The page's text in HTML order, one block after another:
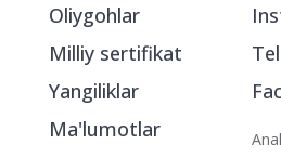
Oliygohlar
Milliy sertifikat
Yangiliklar
Ma'lumotlar